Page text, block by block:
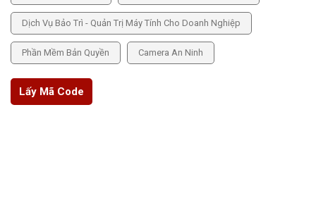
Dịch Vụ Bảo Trì - Quản Trị Máy Tính Cho Doanh Nghiệp
Phần Mềm Bản Quyền Camera An Ninh
Lấy Mã Code